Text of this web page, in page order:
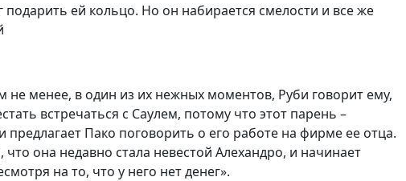
ей кольцо. Но он набирается смелости и все же
не менее, в один из их нежных моментов, Руби говорит ему,
встречаться с Саулем, потому что этот парень –
Пако поговорить о его работе на фирме ее отца.
она недавно стала невестой Алехандро, и начинает
на то, что у него нет денег».